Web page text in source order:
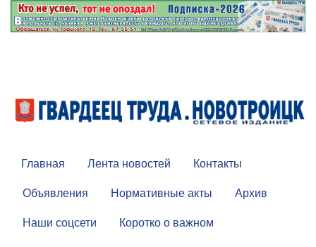
Главная Лента новостей
Контакты
Объявления
Нормативные акты
Архив
Наши соцсети
Коротко о важном